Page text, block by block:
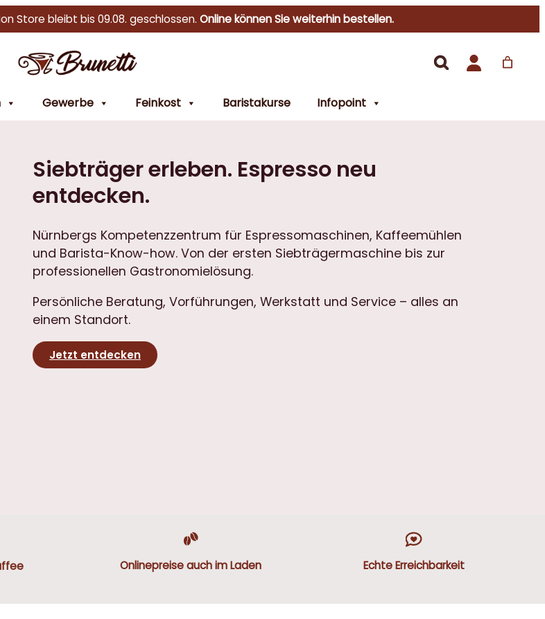
Store bleibt bis 09.08. geschlossen. Online können Sie weiterhin bestellen.
Gewerbe Feinkost Baristakurse Infopoint
Siebträger erleben. Espresso neu
entdecken.
Nürnbergs Kompetenzzentrum für Espressomaschinen, Kaffeemühlen
und Barista-Know-how. Von der ersten Siebträgermaschine bis zur
professionellen Gastronomielösung.
Persönliche Beratung, Vorführungen, Werkstatt und Service – alles an
einem Standort.
Jetzt entdecken
Onlinepreise auch im Laden Echte Erreichbarkeit